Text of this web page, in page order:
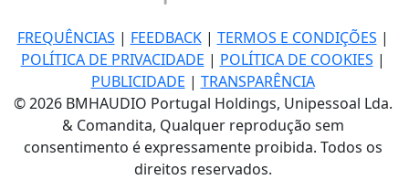
FREQUÊNCIAS | FEEDBACK| TERMOS E CONDIÇÕES |
POLÍTICA DE PRIVACIDADE | POLÍTICA DE COOKIES |
PUBLICIDADE | TRANSPARÊNCIA
© 2026 BMHAUDIO Portugal Holdings, Unipessoal Lda.
& Comandita, Qualquer reprodução sem
consentimento é expressamente proibida. Todos os
direitos reservados.